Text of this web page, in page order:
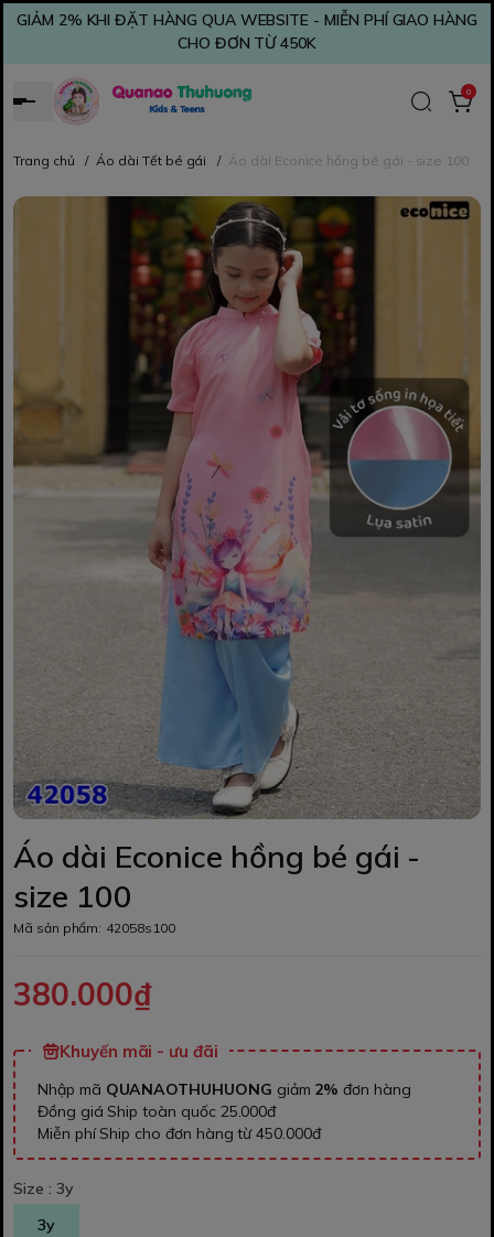
GIẢM 2% KHI ĐẶT HÀNG QUA WEBSITE - MIỄN PHÍ GIAO HÀNG
CHO ĐƠN TỪ 450K
0
Trang chủ / Áo dài Tết bé gái / Áo dài Econice hồng bé gái - size 100
Áo dài Econice hồng bé gái -
size 100
Mã sản phẩm: 42058s100
380.000₫
Khuyến mãi - ưu đãi
Nhập mã QUANAOTHUHUONG giảm 2% đơn hàng
Đồng giá Ship toàn quốc 25.000đ
Miễn phí Ship cho đơn hàng từ 450.000đ
Size : 3y
3y